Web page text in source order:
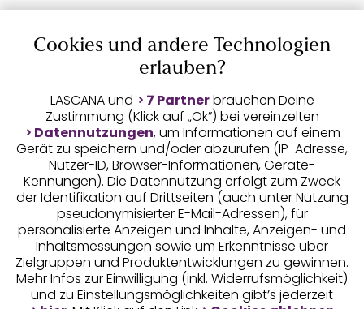
Auszeichnungen
Geprüfte Sicherheit
Cookies und andere Technologien
erlauben?
LASCANA und 7 Partnerbrauchen Deine
Zustimmung (Klick auf „Ok”) bei vereinzelten
Datennutzungen, um Informationen auf einem
Gerät zu speichern und/oder abzurufen (IP-Adresse,
Nutzer-ID, Browser-Informationen, Geräte-
Kennungen). Die Datennutzung erfolgt zum Zweck
der Identifikation auf Drittseiten (auch unter Nutzung
pseudonymisierter E-Mail-Adressen), für
personalisierte Anzeigen und Inhalte, Anzeigen- und
Inhaltsmessungen sowie um Erkenntnisse über
Zielgruppen und Produktentwicklungen zu gewinnen.
Mehr Infos zur Einwilligung (inkl. Widerrufsmöglichkeit)
und zu Einstellungsmöglichkeiten gibt’s jederzeit